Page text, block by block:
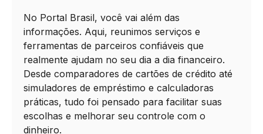
No Portal Brasil, você vai além das
informações. Aqui, reunimos serviços e
ferramentas de parceiros confiáveis que
realmente ajudam no seu dia a dia financeiro.
Desde comparadores de cartões de crédito até
simuladores de empréstimo e calculadoras
práticas, tudo foi pensado para facilitar suas
escolhas e melhorar seu controle com o
dinheiro.